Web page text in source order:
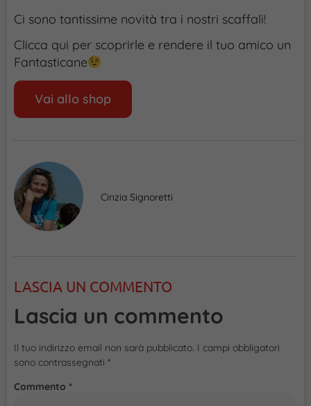
Ci sono tantissime novità tra i nostri scaffali!
Clicca qui per scoprirle e rendere il tuo amico un
Fantasticane
Vai allo shop
Cinzia Signoretti
LASCIA UN COMMENTO
Lascia un commento
Il tuo indirizzo email non sarà pubblicato. I campi obbligatori
sono contrassegnati *
Commento *